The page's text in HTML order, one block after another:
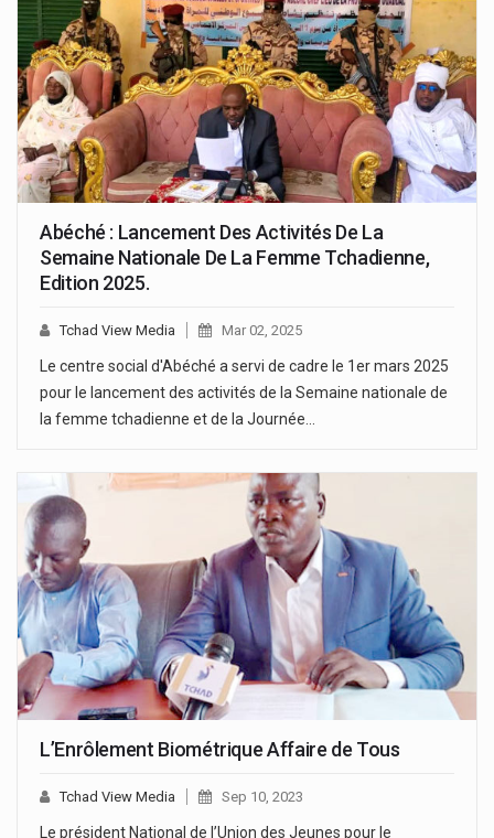
Abéché : Lancement Des Activités De La
Semaine Nationale De La Femme Tchadienne,
Edition 2025.
Tchad View Media Mar 02, 2025
Le centre social d'Abéché a servi de cadre le 1er mars 2025
pour le lancement des activités de la Semaine nationale de
la femme tchadienne et de la Journée…
L’Enrôlement Biométrique Affaire de Tous
Tchad View Media Sep 10, 2023
Le président National de l’Union des Jeunes pour le